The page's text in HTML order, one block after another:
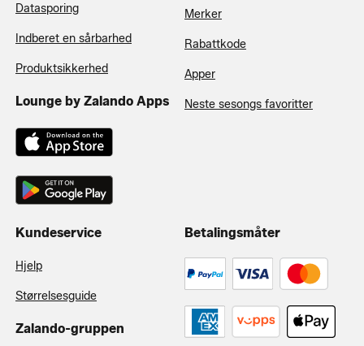
Datasporing
Indberet en sårbarhed
Produktsikkerhed
Lounge by Zalando Apps
Merker
Rabattkode
Apper
Neste sesongs favoritter
Kundeservice
Hjelp
Størrelsesguide
Zalando-gruppen
Betalingsmåter